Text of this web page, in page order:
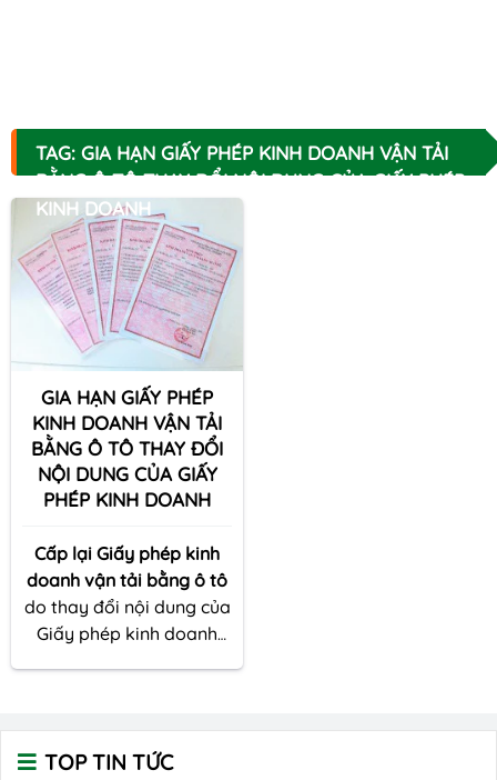
TAG: GIA HẠN GIẤY PHÉP KINH DOANH VẬN TẢI
BẰNG Ô TÔ THAY ĐỔI NỘI DUNG CỦA GIẤY PHÉP
KINH DOANH
GIA HẠN GIẤY PHÉP
KINH DOANH VẬN TẢI
BẰNG Ô TÔ THAY ĐỔI
NỘI DUNG CỦA GIẤY
PHÉP KINH DOANH
Cấp lại Giấy phép kinh
doanh vận tải bằng ô tô
do thay đổi nội dung của
Giấy phép kinh doanh
khách hàng giải đáp
TOP TIN TỨC